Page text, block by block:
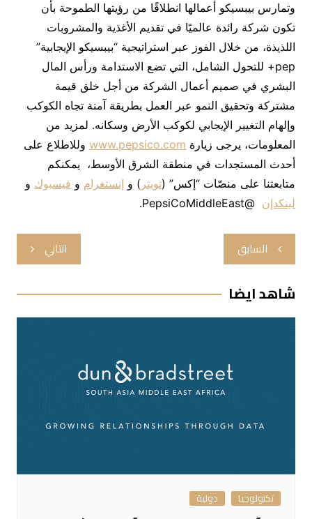
وتمارس بيبسيكو أعمالها انطلاقًا من رؤيتها الطموحة بأن
تكون شركة رائدة عالميًا في تقديم الأغذية والمشروبات
اللذيذة، من خلال الفوز عبر استراتيجية “بيبسيكو الإيجابية”
pep+ للتحول الشامل، التي تضع الاستدامة ورأس المال
البشري في صميم أعمال الشركة من أجل خلق قيمة
مشتركة وتحقيق النمو عبر العمل بطريقة آمنة تجاه الكوكب
وإلهام التغيير الإيجابي لكوكب الأرض وسكانه. لمزيد من
المعلومات، يرجى زيارة www.pepsico.comوللاطلاع على
أحدث المستجدات في منطقة الشرق الأوسط، يمكنكم
متابعتنا على منصّات “إكس” (تويتر ) و إنستغرام و فيسبوك و
لينكدإن @PepsiCoMiddleEast.
تصفّح
المقالات
السابق التالي
شاهد ايضا
تكنولوجيا دولية